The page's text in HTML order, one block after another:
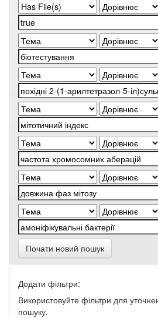
Почати новий пошук
Додати фільтри:
Використовуйте фільтри для
пошуку.